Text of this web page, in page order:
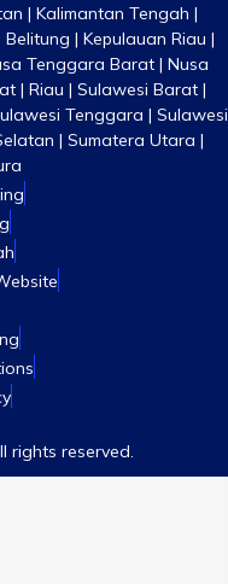
| Kalimantan Tengah |
| Kepulauan Riau |
Tenggara Barat | Nusa
| Riau | Sulawesi Barat |
Tenggara | Sulawesi
| Sumatera Utara |
rights reserved.